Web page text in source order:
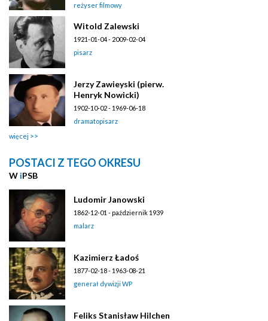
reżyser filmowy
Witold Zalewski
1921-01-04 - 2009-02-04
pisarz
Jerzy Zawieyski (pierw.
Henryk Nowicki)
1902-10-02 - 1969-06-18
dramatopisarz
więcej
POSTACI Z TEGO OKRESU
W iPSB
Ludomir Janowski
1862-12-01 - październik 1939
malarz
Kazimierz Ładoś
1877-02-18 - 1963-08-21
generał dywizji WP
Feliks Stanisław Hilchen